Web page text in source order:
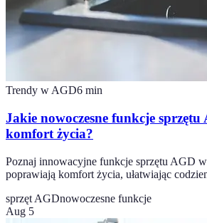
Trendy w AGD6 min
Jakie nowoczesne funkcje
komfort życia?
Poznaj innowacyjne funkcje sprzętu AGD
poprawiają komfort życia, ułatwiając
sprzęt AGDnowoczesne funkcje
Aug 5